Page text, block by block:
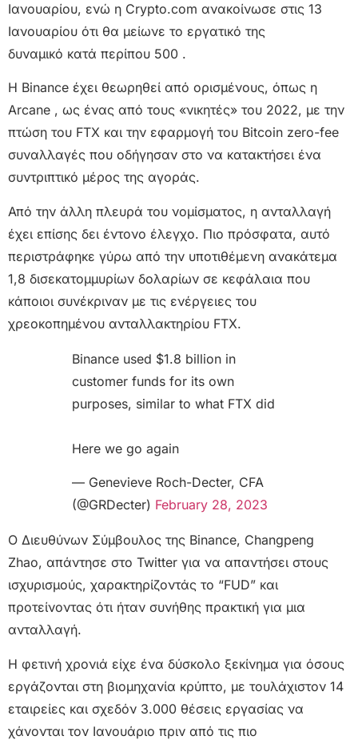
Ιανουαρίου, ενώ η Crypto.com ανακοίνωσε στις 13
Ιανουαρίου ότι θα μείωνε το εργατικό της
δυναμικό κατά περίπου 500 .
Η Binance έχει θεωρηθεί από ορισμένους, όπως η
Arcane , ως ένας από τους «νικητές» του 2022, με την
πτώση του FTX και την εφαρμογή του Bitcoin zero-fee
συναλλαγές που οδήγησαν στο να κατακτήσει ένα
συντριπτικό μέρος της αγοράς.
Από την άλλη πλευρά του νομίσματος, η ανταλλαγή
έχει επίσης δει έντονο έλεγχο. Πιο πρόσφατα, αυτό
περιστράφηκε γύρω από την υποτιθέμενη ανακάτεμα
1,8 δισεκατομμυρίων δολαρίων σε κεφάλαια που
κάποιοι συνέκριναν με τις ενέργειες του
χρεοκοπημένου ανταλλακτηρίου FTX.
Binance used $1.8 billion in
customer funds for its own
purposes, similar to what FTX did
Here we go again
— Genevieve Roch-Decter, CFA
(@GRDecter) February 28, 2023
Ο Διευθύνων Σύμβουλος της Binance, Changpeng
Zhao, απάντησε στο Twitter για να απαντήσει στους
ισχυρισμούς, χαρακτηρίζοντάς το “FUD” και
προτείνοντας ότι ήταν συνήθης πρακτική για μια
ανταλλαγή.
Η φετινή χρονιά είχε ένα δύσκολο ξεκίνημα για όσους
εργάζονται στη βιομηχανία κρύπτο, με τουλάχιστον 14
εταιρείες και σχεδόν 3.000 θέσεις εργασίας να
χάνονται τον Ιανουάριο πριν από τις πιο